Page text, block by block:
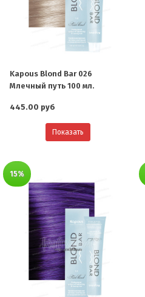
Kapous Blond Bar 026
Млечный путь 100 мл.
445.00 руб
Показать
15%